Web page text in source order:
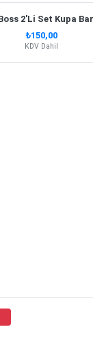
₺150,00
KDV Dahil